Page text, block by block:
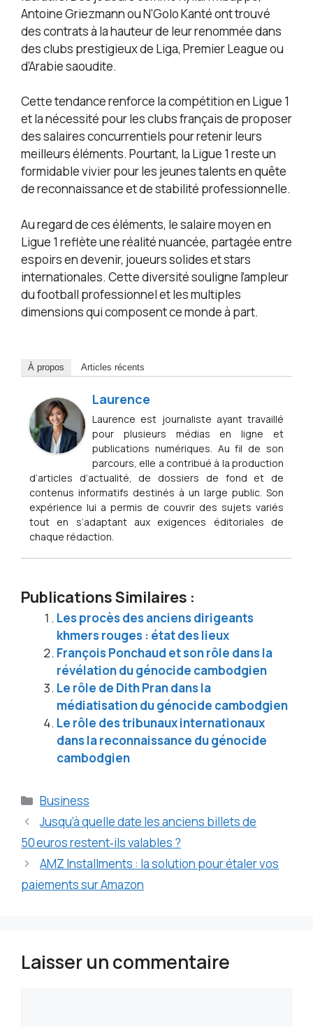
Antoine Griezmann ou N’Golo Kanté ont trouvé
des contrats à la hauteur de leur renommée dans
des clubs prestigieux de Liga, Premier League ou
d’Arabie saoudite.
Cette tendance renforce la compétition en Ligue 1
et la nécessité pour les clubs français de proposer
des salaires concurrentiels pour retenir leurs
meilleurs éléments. Pourtant, la Ligue 1 reste un
formidable vivier pour les jeunes talents en quête
de reconnaissance et de stabilité professionnelle.
Au regard de ces éléments, le salaire moyen en
Ligue 1 reflète une réalité nuancée, partagée entre
espoirs en devenir, joueurs solides et stars
internationales. Cette diversité souligne l’ampleur
du football professionnel et les multiples
dimensions qui composent ce monde à part.
À propos Articles récents
Laurence
Laurence est journaliste ayant travaillé
pour plusieurs médias en ligne et
publications numériques. Au fil de son
parcours, elle a contribué à la production
d’articles d’actualité, de dossiers de fond et de
contenus informatifs destinés à un large public. Son
expérience lui a permis de couvrir des sujets variés
tout en s’adaptant aux exigences éditoriales de
chaque rédaction.
Publications Similaires :
Les procès des anciens dirigeants
khmers rouges : état des lieux
François Ponchaud et son rôle dans la
révélation du génocide cambodgien
Le rôle de Dith Pran dans la
médiatisation du génocide cambodgien
Le rôle des tribunaux internationaux
dans la reconnaissance du génocide
cambodgien
Catégories
Business
Jusqu’à quelle date les anciens billets de
50 euros restent‑ils valables ?
AMZ Installments : la solution pour étaler vos
paiements sur Amazon
Laisser un commentaire